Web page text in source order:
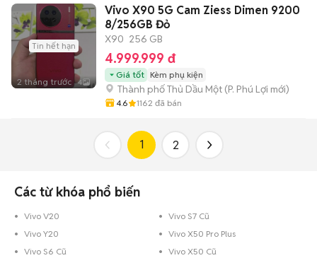
Tin hết hạn
2 tháng trước 4
Vivo X90 5G Cam Ziess Dimen 9200
8/256GB Đỏ
X90 256 GB
4.999.999 đ
Giá tốt Kèm phụ kiện
Thành phố Thủ Dầu Một (P. Phú Lợi mới)
4.6 1162 đã bán
1 2
Các từ khóa phổ biến
Vivo V20
Vivo S7 Cũ
Vivo Y20
Vivo X50 Pro Plus
Vivo S6 Cũ
Vivo X50 Cũ